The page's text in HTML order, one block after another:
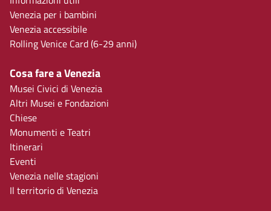
Venezia per i bambini
Venezia accessibile
Rolling Venice Card (6-29 anni)
Cosa fare a Venezia
Musei Civici di Venezia
Altri Musei e Fondazioni
Chiese
Monumenti e Teatri
Itinerari
Eventi
Venezia nelle stagioni
Il territorio di Venezia